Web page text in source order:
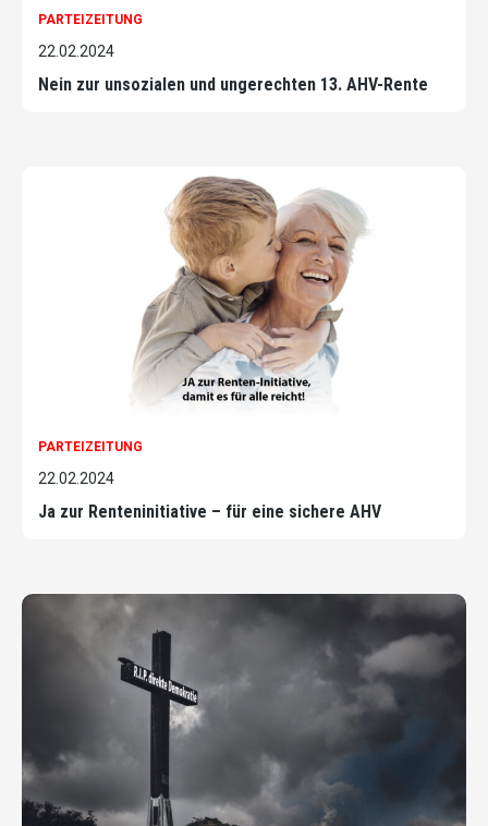
PARTEIZEITUNG
22.02.2024
Nein zur unsozialen und ungerechten 13. AHV-Rente
PARTEIZEITUNG
22.02.2024
Ja zur Renteninitiative – für eine sichere AHV